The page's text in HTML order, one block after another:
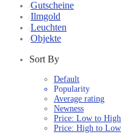
⁄Gutscheine
⁄Ilmgold
⁄Leuchten
⁄Objekte
Sort By
Default
Popularity
Average rating
Newness
Price: Low to High
Price: High to Low